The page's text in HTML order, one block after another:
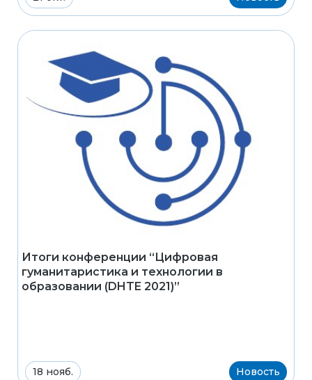
Итоги конференции “Цифровая
гуманитаристика и технологии в
образовании (DHTE 2021)”
18 нояб. Новость